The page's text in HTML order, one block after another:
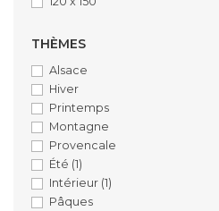
THÈMES
Alsace
Hiver
Printemps
Montagne
Provencale
Été (1)
Intérieur (1)
Pâques